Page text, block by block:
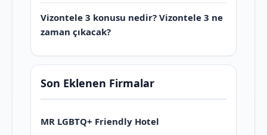
Vizontele 3 konusu nedir? Vizontele 3 ne
zaman çıkacak?
Son Eklenen Firmalar
MR LGBTQ+ Friendly Hotel